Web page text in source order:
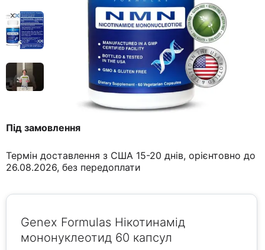
Під замовлення
Термін доставлення з США 15-20 днів, орієнтовно до
26.08.2026, без передоплати
Genex Formulas Нікотинамід
мононуклеотид 60 капсул